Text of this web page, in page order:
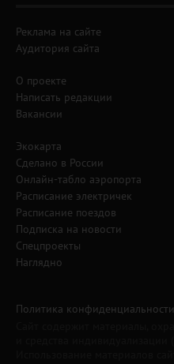
Реклама на сайте
Аудитория сайта
О проекте
Написать редакции
Вакансии
Экокарта
Сделано в России
Онлайн-табло аэропорта
Расписание электричек
Расписание поездов
Подписка на новости
Спецпроекты
Наглядно
Политика конфиденциальности